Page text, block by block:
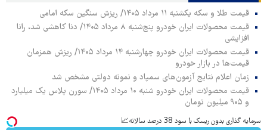
قیمت طلا و سکه یکشنبه ۱۱ مرداد ۱۴۰۵/ ریزش سنگین سکه امامی
قیمت محصولات ایران خودرو پنج‌شنبه ۸ مرداد ۱۴۰۵/ دنا کاهشی شد، رانا
افزایشی
قیمت محصولات ایران خودرو چهارشنبه ۱۴ مرداد ۱۴۰۵/ ریزش همزمان
قیمت‌ها در بازار خودرو
زمان اعلام نتایج آزمون‌های سمپاد و نمونه دولتی مشخص شد
قیمت محصولات ایران خودرو شنبه ۱۰ مرداد ۱۴۰۵/ سورن پلاس یک میلیارد
و ۹۰۵ میلیون تومان
سرمایه گذاری بدون ریسک با سود 38 درصد سالانه📈